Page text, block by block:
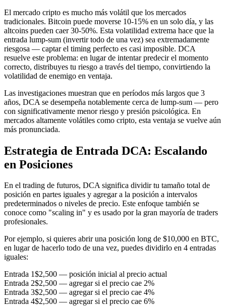
El mercado cripto es mucho más volátil que los mercados
tradicionales. Bitcoin puede moverse 10-15% en un solo día, y las
altcoins pueden caer 30-50%. Esta volatilidad extrema hace que la
entrada lump-sum (invertir todo de una vez) sea extremadamente
riesgosa — captar el timing perfecto es casi imposible. DCA
resuelve este problema: en lugar de intentar predecir el momento
correcto, distribuyes tu riesgo a través del tiempo, convirtiendo la
volatilidad de enemigo en ventaja.
Las investigaciones muestran que en períodos más largos que 3
años, DCA se desempeña notablemente cerca de lump-sum — pero
con significativamente menor riesgo y presión psicológica. En
mercados altamente volátiles como cripto, esta ventaja se vuelve aún
más pronunciada.
Estrategia de Entrada DCA: Escalando
en Posiciones
En el trading de futuros, DCA significa dividir tu tamaño total de
posición en partes iguales y agregar a la posición a intervalos
predeterminados o niveles de precio. Este enfoque también se
conoce como "scaling in" y es usado por la gran mayoría de traders
profesionales.
Por ejemplo, si quieres abrir una posición long de $10,000 en BTC,
en lugar de hacerlo todo de una vez, puedes dividirlo en 4 entradas
iguales:
Entrada 1$2,500 — posición inicial al precio actual
Entrada 2$2,500 — agregar si el precio cae 2%
Entrada 3$2,500 — agregar si el precio cae 4%
Entrada 4$2,500 — agregar si el precio cae 6%